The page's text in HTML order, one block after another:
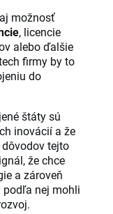
možnosť
, licencie
alebo ďalšie
firmy by to
do
štáty sú
inovácií a že
tejto
že chce
a zároveň
podľa nej mohli